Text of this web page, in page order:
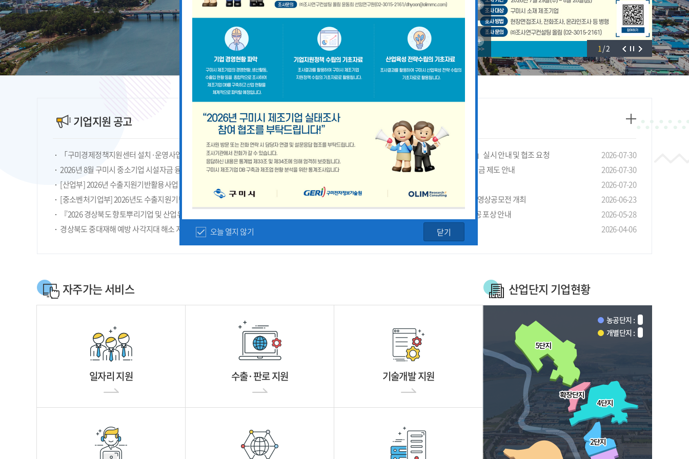
오늘 열지 않기 닫기
1/2
기업지원 공고
2026년 8월 구미시 중소기업 시설자금 융자지원 안내
2026-07-27
2026-07-10
2026-07-08
『2026 경상북도 향토뿌리기업 및 산업유산 지정계획』 공고
경상북도 중대재해 예방 사각지대 해소 지원사업 모집공고
공지사항
「2026년 구미시 제조기업 실태조사」실시 안내 및 협조 요청
2026-07-30
[장애인복지과] 장애인 고용개선 장려금 제도 안내
2026-07-30
2026-07-20
제5회 Galaxy 사진공모전& 제4회 LG 영상공모전 개최
2026-06-23
2026년 가족친화 우수기업 · 기관 유공 포상 안내
2026-05-28
2026년 가족친화기업 인증 신청 안내
2026-04-06
자주가는 서비스
일자리 지원 수출·판로 지원 기술개발 지원
산업단지 기업현황
농공단지 :
개별단지 :